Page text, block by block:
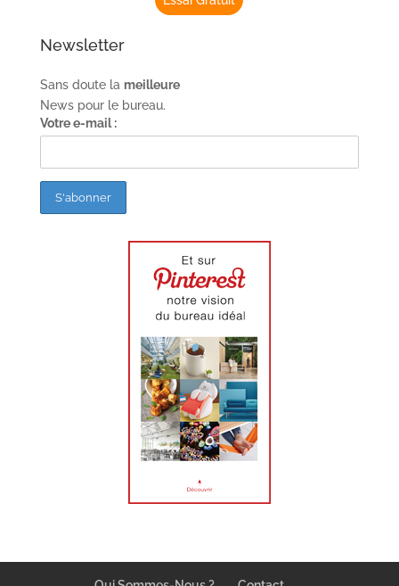
Newsletter
Sans doute la meilleure
News pour le bureau.
Votre e-mail :